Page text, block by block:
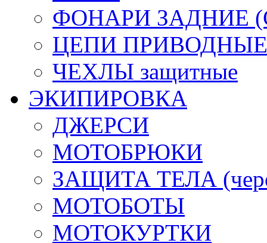
ФОНАРИ ЗАДНИЕ
ЦЕПИ ПРИВОДНЫЕ
ЧЕХЛЫ защитные
ЭКИПИРОВКА
ДЖЕРСИ
МОТОБРЮКИ
ЗАЩИТА ТЕЛА
МОТОБОТЫ
МОТОКУРТКИ